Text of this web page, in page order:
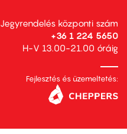
Jegyrendelés központi szám
+36 1 224 5650
H-V 13.00-21.00 óráig
Fejlesztés és üzemeltetés: